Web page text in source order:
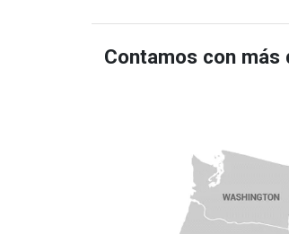
Contamos con